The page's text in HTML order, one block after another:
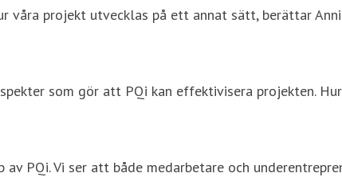
våra projekt utvecklas på ett annat sätt, berättar
som gör att PQi kan effektivisera projekten.
PQi. Vi ser att både medarbetare och